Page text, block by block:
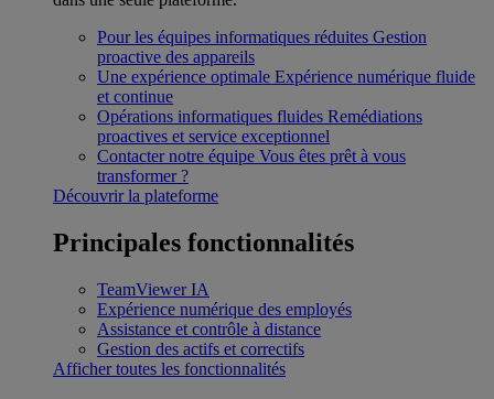
Pour les équipes informatiques réduites Gestion
proactive des appareils
Une expérience optimale Expérience numérique fluide
et continue
Opérations informatiques fluides Remédiations
proactives et service exceptionnel
Contacter notre équipe Vous êtes prêt à vous
transformer ?
Découvrir la plateforme
Principales fonctionnalités
TeamViewer IA
Expérience numérique des employés
Assistance et contrôle à distance
Gestion des actifs et correctifs
Afficher toutes les fonctionnalités